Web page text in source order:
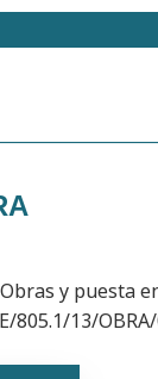
y puesta
805.1/13/